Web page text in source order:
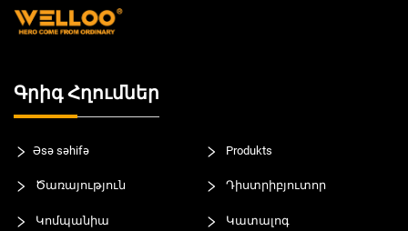
Գրիգ Հղումներ
Əsə səhifə Produkts
Ծառայություն Դիստրիբյուտոր
Կոմպանիա Կատալոգ